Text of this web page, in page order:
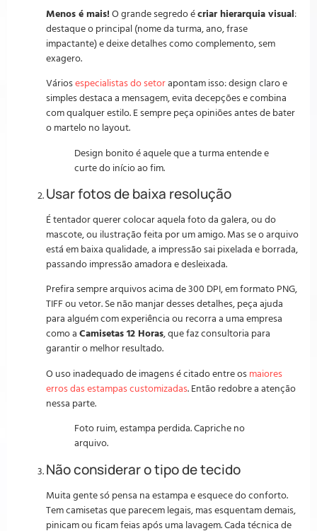
Menos é mais!O grande segredo écriar hierarquia visual:
destaque o principal (nome da turma, ano, frase
impactante) e deixe detalhes como complemento, sem
exagero.
Váriosespecialistas do setorapontam isso: design claro e
simples destaca a mensagem, evita decepções e combina
com qualquer estilo. E sempre peça opiniões antes de bater
o martelo no layout.
Design bonito é aquele que a turma entende e
curte do início ao fim.
Usar fotos de baixa resolução
É tentador querer colocar aquela foto da galera, ou do
mascote, ou ilustração feita por um amigo. Mas se o arquivo
está em baixa qualidade, a impressão sai pixelada e borrada,
passando impressão amadora e desleixada.
Prefira sempre arquivos acima de 300 DPI, em formato PNG,
TIFF ou vetor. Se não manjar desses detalhes, peça ajuda
para alguém com experiência ou recorra a uma empresa
como a Camisetas 12 Horas, que faz consultoria para
garantir o melhor resultado.
O uso inadequado de imagens é citado entre os maiores
erros das estampas customizadas. Então redobre a atenção
nessa parte.
Foto ruim, estampa perdida. Capriche no
arquivo.
Não considerar o tipo de tecido
Muita gente só pensa na estampa e esquece do conforto.
Tem camisetas que parecem legais, mas esquentam demais,
pinicam ou ficam feias após uma lavagem. Cada técnica de